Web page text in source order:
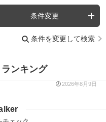
条件変更
条件を変更して検索
ンキング
2026年8月9日